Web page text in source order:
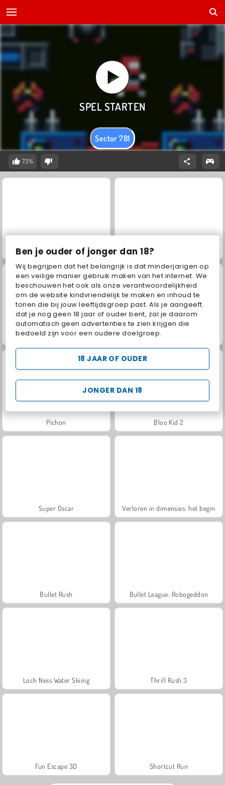
Ben je ouder of jonger dan 18?
Wij begrijpen dat het belangrijk is dat minderjarigen op
een veilige manier gebruik maken van het internet. We
beschouwen het ook als onze verantwoordelijkheid
om de website kindvriendelijk te maken en inhoud te
tonen die bij jouw leeftijdsgroep past. Als je aangeeft
dat je nog geen 18 jaar of ouder bent, zal je daarom
automatisch geen advertenties te zien krijgen die
bedoeld zijn voor een oudere doelgroep.
JONGER DAN 18
18 JAAR OF OUDER
Sector 781
73%
Geometry Dash Maze Maps Sudoku: Classic
Match Arena Multiplayer Let's Fish!
Pichon Bloo Kid 2
Super Oscar Verloren in dimensies: het begin
Bullet Rush Bullet League: Robogeddon
Loch Ness Water Skiing Thrill Rush 3
Fun Escape 3D Shortcut Run